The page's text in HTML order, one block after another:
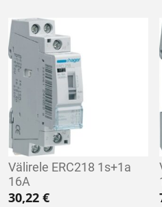
Välirele ERC218 1s+1a
16A
30,22 €